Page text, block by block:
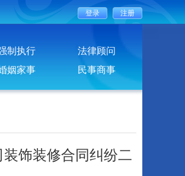
制执行
法律顾问
姻家事 民事商事
饰装修合同纠纷二